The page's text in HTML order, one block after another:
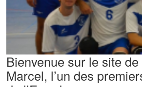
Bienvenue sur le site
Marcel, l’un des